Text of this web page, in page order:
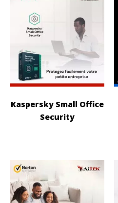
Kaspersky Small Office
Security